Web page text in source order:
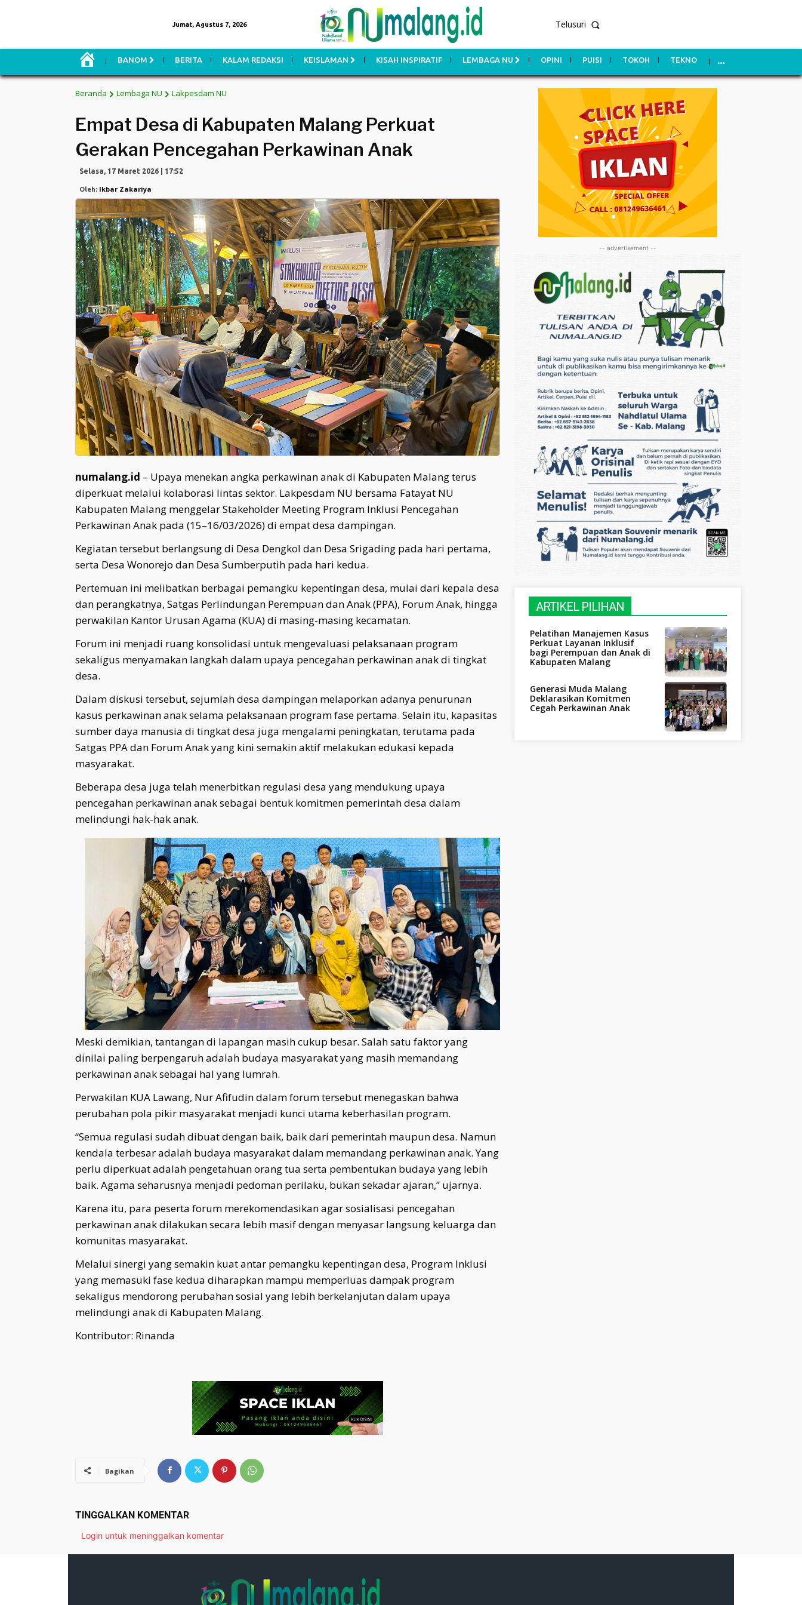
Jumat, Agustus 7, 2026 Telusuri
M
BANOM BERITA KALAM REDAKSI KEISLAMAN KISAH INSPIRATIF LEMBAGA NU OPINI PUISI TOKOH TEKNO
Beranda Lembaga NU Lakpesdam NU
Empat Desa di Kabupaten Malang Perkuat
Gerakan Pencegahan Perkawinan Anak
Selasa, 17 Maret 2026 | 17:52
Oleh: Ikbar Zakariya
numalang.id – Upaya menekan angka perkawinan anak di Kabupaten Malang terus
diperkuat melalui kolaborasi lintas sektor. Lakpesdam NU bersama Fatayat NU
Kabupaten Malang menggelar Stakeholder Meeting Program Inklusi Pencegahan
Perkawinan Anak pada (15–16/03/2026) di empat desa dampingan.
Kegiatan tersebut berlangsung di Desa Dengkol dan Desa Srigading pada hari pertama,
serta Desa Wonorejo dan Desa Sumberputih pada hari kedua.
Pertemuan ini melibatkan berbagai pemangku kepentingan desa, mulai dari kepala desa
dan perangkatnya, Satgas Perlindungan Perempuan dan Anak (PPA), Forum Anak, hingga
perwakilan Kantor Urusan Agama (KUA) di masing-masing kecamatan.
Forum ini menjadi ruang konsolidasi untuk mengevaluasi pelaksanaan program
sekaligus menyamakan langkah dalam upaya pencegahan perkawinan anak di tingkat
desa.
Dalam diskusi tersebut, sejumlah desa dampingan melaporkan adanya penurunan
kasus perkawinan anak selama pelaksanaan program fase pertama. Selain itu, kapasitas
sumber daya manusia di tingkat desa juga mengalami peningkatan, terutama pada
Satgas PPA dan Forum Anak yang kini semakin aktif melakukan edukasi kepada
masyarakat.
Beberapa desa juga telah menerbitkan regulasi desa yang mendukung upaya
pencegahan perkawinan anak sebagai bentuk komitmen pemerintah desa dalam
melindungi hak-hak anak.
Meski demikian, tantangan di lapangan masih cukup besar. Salah satu faktor yang
dinilai paling berpengaruh adalah budaya masyarakat yang masih memandang
perkawinan anak sebagai hal yang lumrah.
Perwakilan KUA Lawang, Nur Afifudin dalam forum tersebut menegaskan bahwa
perubahan pola pikir masyarakat menjadi kunci utama keberhasilan program.
“Semua regulasi sudah dibuat dengan baik, baik dari pemerintah maupun desa. Namun
kendala terbesar adalah budaya masyarakat dalam memandang perkawinan anak. Yang
perlu diperkuat adalah pengetahuan orang tua serta pembentukan budaya yang lebih
baik. Agama seharusnya menjadi pedoman perilaku, bukan sekadar ajaran,” ujarnya.
Karena itu, para peserta forum merekomendasikan agar sosialisasi pencegahan
perkawinan anak dilakukan secara lebih masif dengan menyasar langsung keluarga dan
komunitas masyarakat.
Melalui sinergi yang semakin kuat antar pemangku kepentingan desa, Program Inklusi
yang memasuki fase kedua diharapkan mampu memperluas dampak program
sekaligus mendorong perubahan sosial yang lebih berkelanjutan dalam upaya
melindungi anak di Kabupaten Malang.
Kontributor: Rinanda
Bagikan
TINGGALKAN KOMENTAR
Login untuk meninggalkan komentar
-- advertisement --
ARTIKEL PILIHAN
Pelatihan Manajemen Kasus
Perkuat Layanan Inklusif
bagi Perempuan dan Anak di
Kabupaten Malang
Generasi Muda Malang
Deklarasikan Komitmen
Cegah Perkawinan Anak